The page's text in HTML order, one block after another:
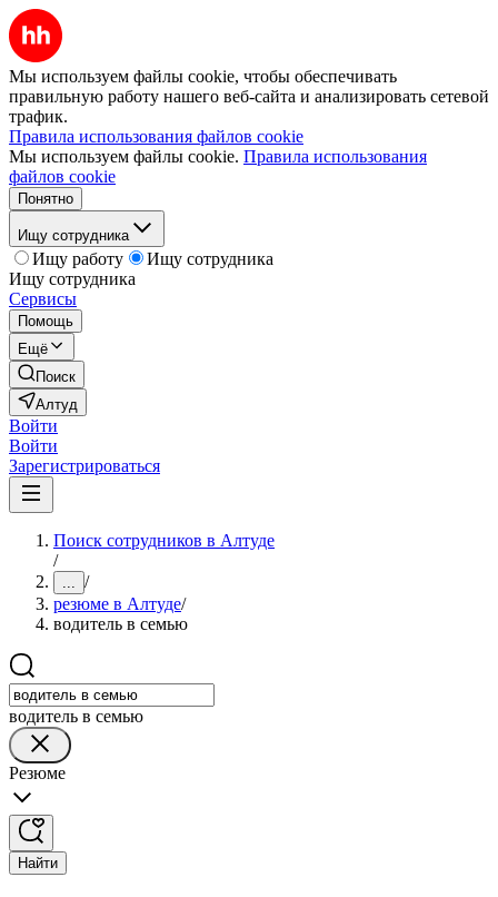
Мы используем файлы cookie, чтобы обеспечивать
правильную работу нашего веб-сайта и анализировать сетевой
трафик.
Правила использования файлов cookie
Мы используем файлы cookie. Правила использования
файлов cookie
Понятно
Ищу сотрудника
Ищу работу
Ищу сотрудника
Ищу сотрудника
Сервисы
Помощь
Ещё
Поиск
Алтуд
Войти
Войти
Зарегистрироваться
Поиск сотрудников в Алтуде
/
... /
резюме в Алтуде/
водитель в семью
водитель в семью
Резюме
Найти